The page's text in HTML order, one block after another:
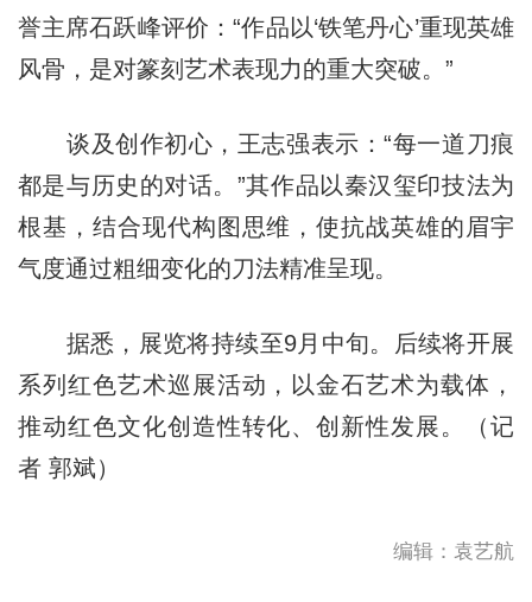
誉主席石跃峰评价：“作品以‘铁笔丹心’重现英雄
风骨，是对篆刻艺术表现力的重大突破。”
谈及创作初心，王志强表示：“每一道刀痕
都是与历史的对话。”其作品以秦汉玺印技法为
根基，结合现代构图思维，使抗战英雄的眉宇
气度通过粗细变化的刀法精准呈现。
据悉，展览将持续至9月中旬。后续将开展
系列红色艺术巡展活动，以金石艺术为载体，
推动红色文化创造性转化、创新性发展。（记
者 郭斌）
编辑：袁艺航